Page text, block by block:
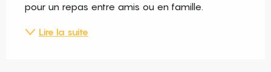
pour un repas entre amis ou en famille.
Lire la suite